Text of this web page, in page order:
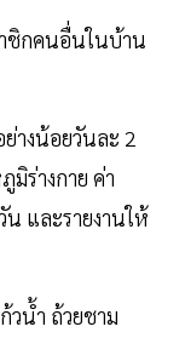
ชิกคนอื่นในบ้าน
ย่างน้อยวันละ 2
ร่างกาย ค่า
น และรายงานให้
วน้ำ ถ้วยชาม